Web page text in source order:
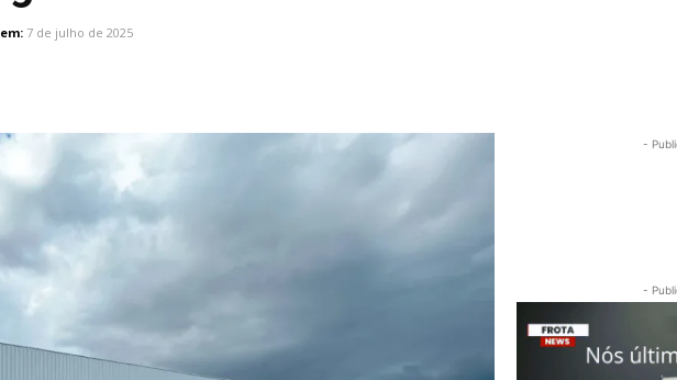
7 de julho de 2025
-
-